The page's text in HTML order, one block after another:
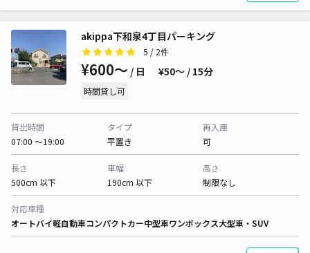
akippa下和泉4丁目パーキング
5 / 2件
¥600〜 / 日 ¥50〜 / 15分
時間貸し可
貸出時間
07:00 〜19:00
タイプ
平置き
再入庫
可
長さ
500cm 以下
車幅
190cm 以下
高さ
制限なし
対応車種
オートバイ軽自動車コンパクトカー中型車ワンボックス大型車・SUV